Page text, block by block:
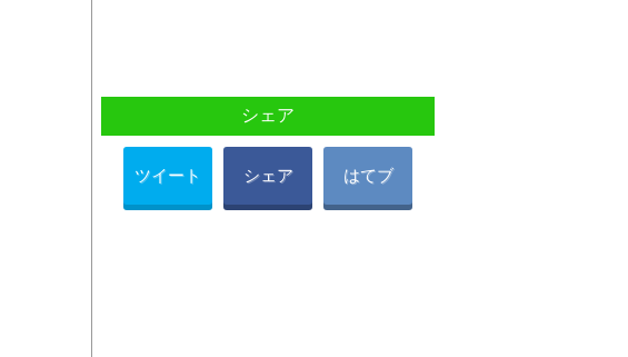
シェア
ツイート シェア はてブ